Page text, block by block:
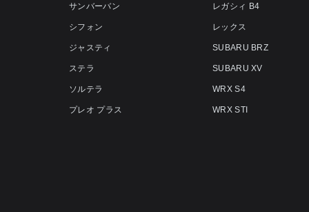
サンバーバン
シフォン
ジャスティ
ステラ
ソルテラ
プレオ プラス
レガシィ B4
レックス
SUBARU BRZ
SUBARU XV
WRX S4
WRX STI